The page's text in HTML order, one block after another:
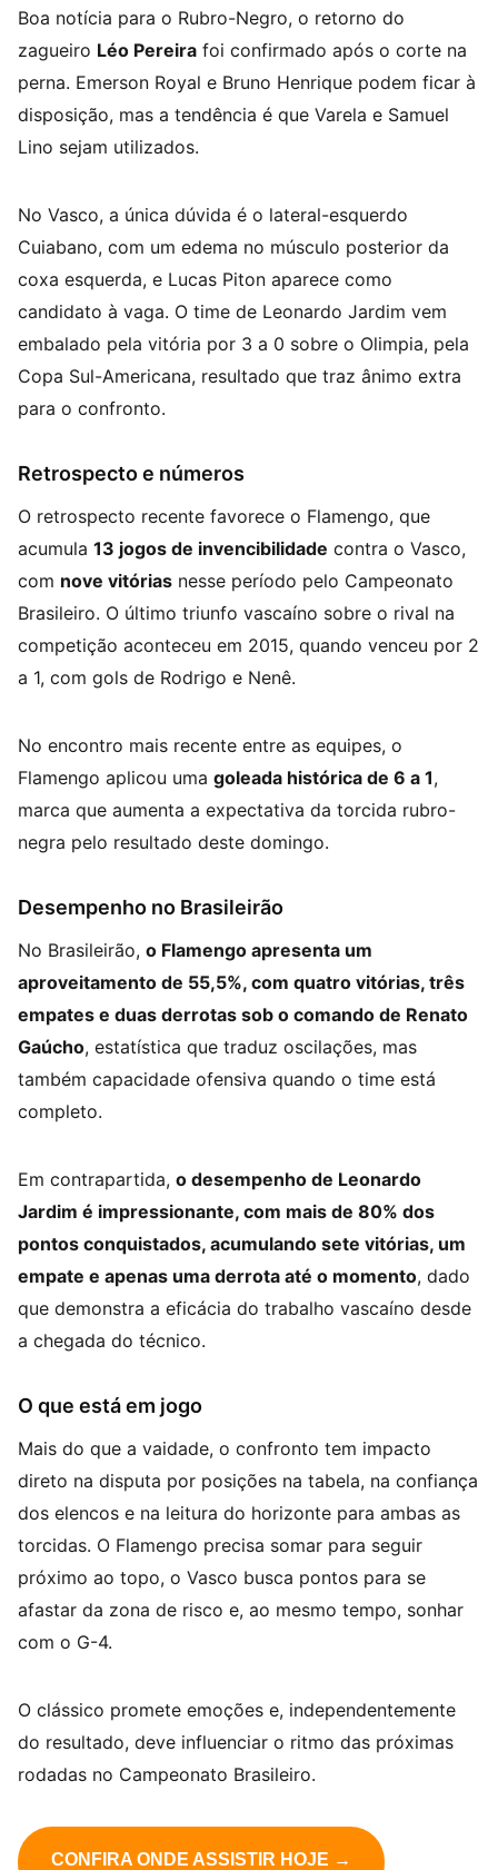
Boa notícia para o Rubro-Negro, o retorno do
zagueiro Léo Pereira foi confirmado após o corte na
perna. Emerson Royal e Bruno Henrique podem ficar à
disposição, mas a tendência é que Varela e Samuel
Lino sejam utilizados.
No Vasco, a única dúvida é o lateral-esquerdo
Cuiabano, com um edema no músculo posterior da
coxa esquerda, e Lucas Piton aparece como
candidato à vaga. O time de Leonardo Jardim vem
embalado pela vitória por 3 a 0 sobre o Olimpia, pela
Copa Sul-Americana, resultado que traz ânimo extra
para o confronto.
Retrospecto e números
O retrospecto recente favorece o Flamengo, que
acumula 13 jogos de invencibilidade contra o Vasco,
com nove vitórias nesse período pelo Campeonato
Brasileiro. O último triunfo vascaíno sobre o rival na
competição aconteceu em 2015, quando venceu por 2
a 1, com gols de Rodrigo e Nenê.
No encontro mais recente entre as equipes, o
Flamengo aplicou uma goleada histórica de 6 a 1,
marca que aumenta a expectativa da torcida rubro-
negra pelo resultado deste domingo.
Desempenho no Brasileirão
No Brasileirão, o Flamengo apresenta um
aproveitamento de 55,5%, com quatro vitórias, três
empates e duas derrotas sob o comando de Renato
Gaúcho, estatística que traduz oscilações, mas
também capacidade ofensiva quando o time está
completo.
Em contrapartida, o desempenho de Leonardo
Jardim é impressionante, com mais de 80% dos
pontos conquistados, acumulando sete vitórias, um
empate e apenas uma derrota até o momento, dado
que demonstra a eficácia do trabalho vascaíno desde
a chegada do técnico.
O que está em jogo
Mais do que a vaidade, o confronto tem impacto
direto na disputa por posições na tabela, na confiança
dos elencos e na leitura do horizonte para ambas as
torcidas. O Flamengo precisa somar para seguir
próximo ao topo, o Vasco busca pontos para se
afastar da zona de risco e, ao mesmo tempo, sonhar
com o G-4.
O clássico promete emoções e, independentemente
do resultado, deve influenciar o ritmo das próximas
rodadas no Campeonato Brasileiro.
CONFIRA ONDE ASSISTIR HOJE →